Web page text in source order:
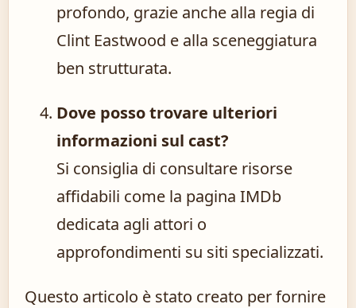
profondo, grazie anche alla regia di
Clint Eastwood e alla sceneggiatura
ben strutturata.
Dove posso trovare ulteriori
informazioni sul cast?
Si consiglia di consultare risorse
affidabili come la pagina IMDb
dedicata agli attori o
approfondimenti su siti specializzati.
Questo articolo è stato creato per fornire